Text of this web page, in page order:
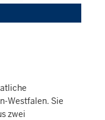
Westfalen. Sie
zwei